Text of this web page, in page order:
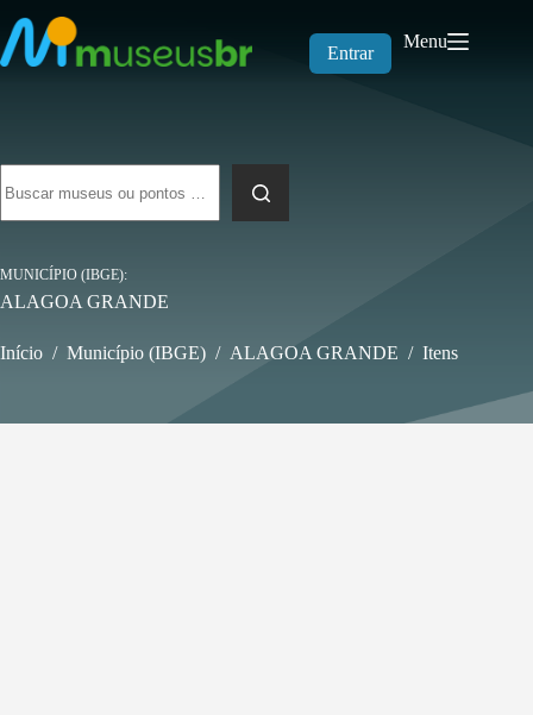
para
o
conteúdo
Entrar
Menu
resultados
MUNICÍPIO (IBGE)
ALAGOA GRANDE
Início / Município (IBGE) / ALAGOA GRANDE / Itens